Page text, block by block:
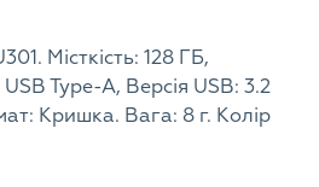
Місткість: 128 ГБ,
Type-A, Версія USB: 3.2
Кришка. Вага: 8 г. Колір